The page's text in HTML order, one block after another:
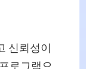
신뢰성이
로그램으